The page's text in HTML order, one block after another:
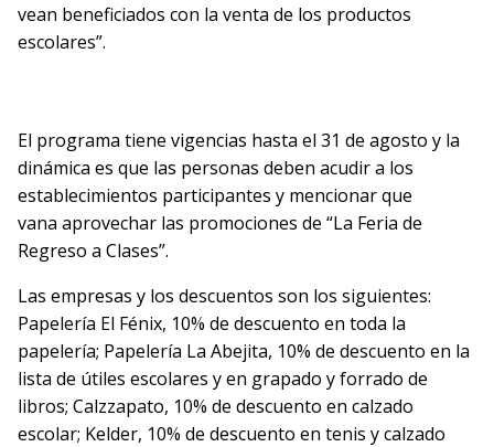
vean beneficiados con la venta de los productos
escolares”.
El programa tiene vigencias hasta el 31 de agosto y la
dinámica es que las personas deben acudir a los
establecimientos participantes y mencionar que
vana aprovechar las promociones de “La Feria de
Regreso a Clases”.
Las empresas y los descuentos son los siguientes:
Papelería El Fénix, 10% de descuento en toda la
papelería; Papelería La Abejita, 10% de descuento en la
lista de útiles escolares y en grapado y forrado de
libros; Calzzapato, 10% de descuento en calzado
escolar; Kelder, 10% de descuento en tenis y calzado